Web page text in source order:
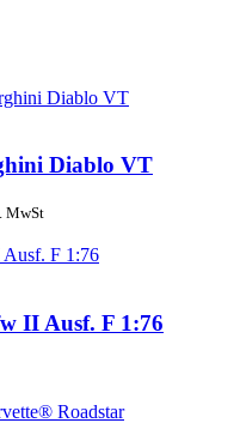
Diablo VT
MwSt
II Ausf. F 1:76